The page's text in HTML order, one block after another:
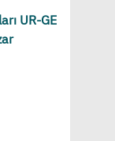
UR-GE